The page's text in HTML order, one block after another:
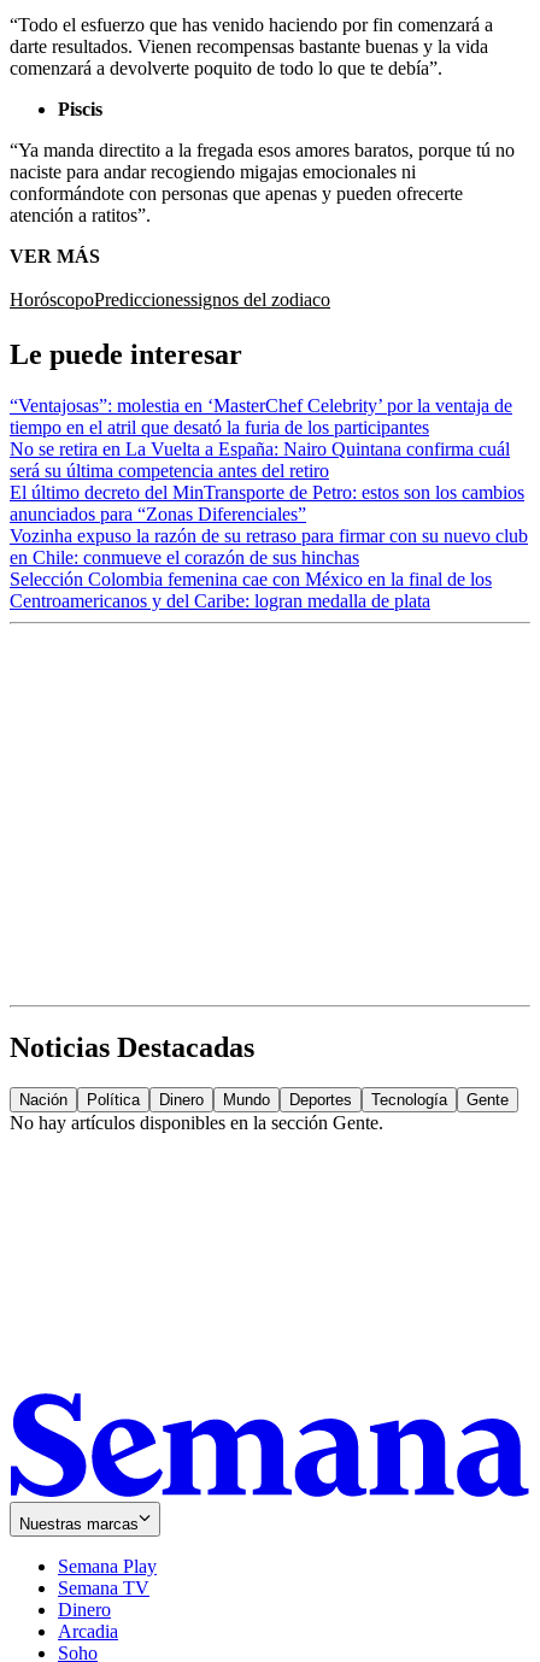
“Todo el esfuerzo que has venido haciendo por fin comenzará a
darte resultados. Vienen recompensas bastante buenas y la vida
comenzará a devolverte poquito de todo lo que te debía”.
Piscis
“Ya manda directito a la fregada esos amores baratos, porque tú no
naciste para andar recogiendo migajas emocionales ni
conformándote con personas que apenas y pueden ofrecerte
atención a ratitos”.
VER MÁS
HoróscopoPrediccionessignos del zodiaco
Le puede interesar
“Ventajosas”: molestia en ‘MasterChef Celebrity’ por la ventaja de
tiempo en el atril que desató la furia de los participantes
No se retira en La Vuelta a España: Nairo Quintana confirma cuál
será su última competencia antes del retiro
El último decreto del MinTransporte de Petro: estos son los cambios
anunciados para “Zonas Diferenciales”
Vozinha expuso la razón de su retraso para firmar con su nuevo club
en Chile: conmueve el corazón de sus hinchas
Selección Colombia femenina cae con México en la final de los
Centroamericanos y del Caribe: logran medalla de plata
Noticias Destacadas
Nación Política Dinero Mundo Deportes Tecnología Gente
No hay artículos disponibles en la sección Gente.
Nuestras marcas
Semana Play
Semana TV
Dinero
Arcadia
Soho